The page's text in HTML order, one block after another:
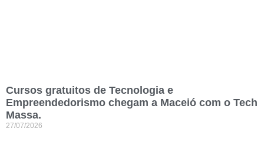
Cursos gratuitos de Tecnologia e
Empreendedorismo chegam a Maceió com o Tech
Massa.
27/07/2026